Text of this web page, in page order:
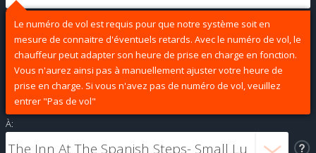
Le numéro de vol est requis pour que notre système soit en
mesure de connaitre d'éventuels retards. Avec le numéro de vol, le
chauffeur peut adapter son heure de prise en charge en fonction.
Vous n'aurez ainsi pas à manuellement ajuster votre heure de
prise en charge. Si vous n'avez pas de numéro de vol, veuillez
entrer "Pas de vol"
À: